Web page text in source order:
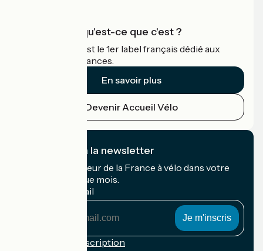
Accueil Vélo qu'est-ce que c'est ?
Accueil Vélo c'est le 1er label français dédié aux
cyclistes en vacances.
En savoir plus
Devenir Accueil Vélo
Je m'abonne à la newsletter
Recevez le meilleur de la France à vélo dans votre
boîte mail chaque mois.
Mon adresse mail
Conditions d'inscription